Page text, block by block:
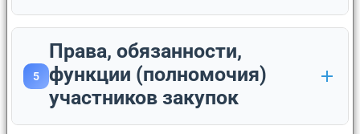
5
Права, обязанности,
функции (полномочия)
участников закупок